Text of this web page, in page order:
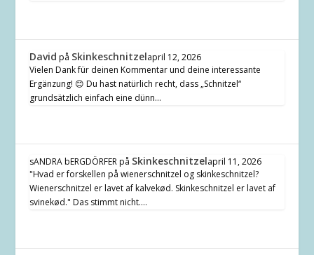
David på Skinkeschnitzelapril 12, 2026
Vielen Dank für deinen Kommentar und deine interessante
Ergänzung! 😊 Du hast natürlich recht, dass „Schnitzel“
grundsätzlich einfach eine dünn…
sANDRA bERGDÖRFERpå Skinkeschnitzelapril 11, 2026
"Hvad er forskellen på wienerschnitzel og skinkeschnitzel?
Wienerschnitzel er lavet af kalvekød. Skinkeschnitzel er lavet af
svinekød." Das stimmt nicht.…